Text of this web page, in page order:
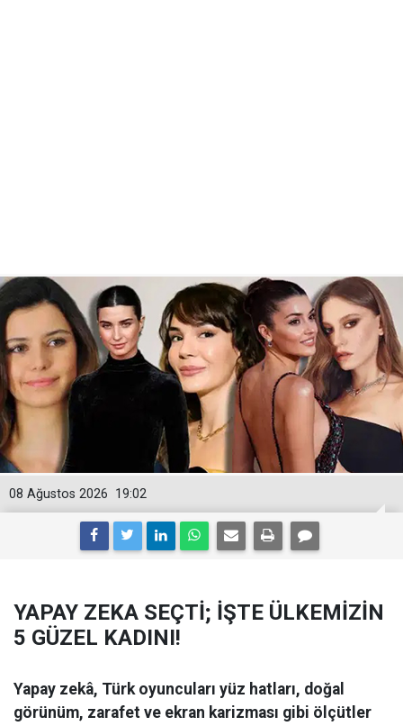
19:02
08 Ağustos 2026
YAPAY ZEKA SEÇTİ; İŞTE ÜLKEMİZİN
5 GÜZEL KADINI!
Yapay zekâ, Türk oyuncuları yüz hatları, doğal
görünüm, zarafet ve ekran karizması gibi ölçütler